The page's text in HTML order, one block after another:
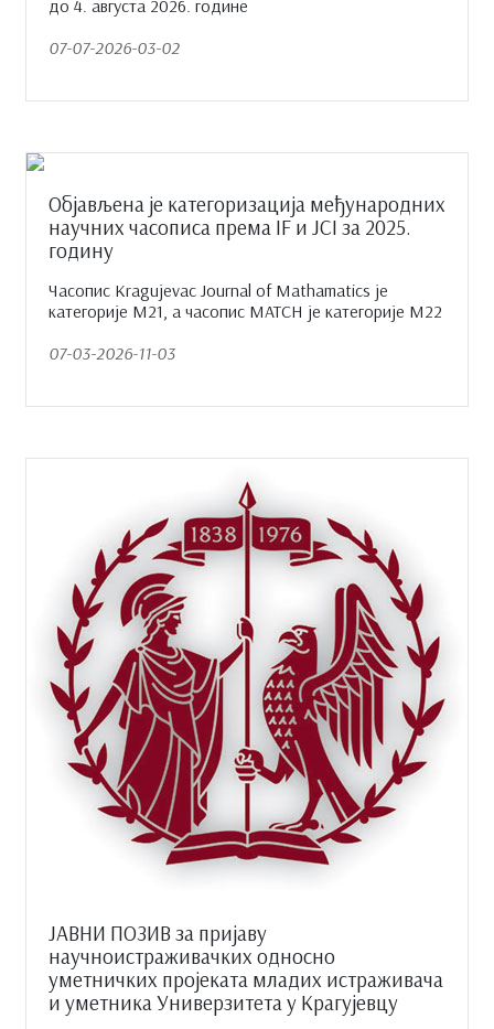
до 4. августа 2026. године
07-07-2026-03-02
Објављена је категоризација међународних
научних часописа према IF и JCI за 2025.
годину
Часопис Kragujevac Journal of Mathamatics je
категорије M21, a часопис MATCH je категорије M22
07-03-2026-11-03
ЈАВНИ ПОЗИВ за пријаву
научноистраживачких односно
уметничких пројеката младих истраживача
и уметника Универзитета у Крагујевцу